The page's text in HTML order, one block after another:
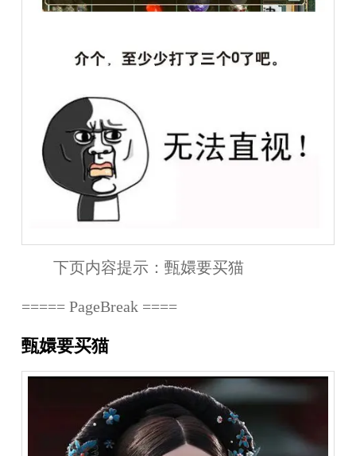
下页内容提示： 甄嬛要买猫
===== PageBreak ====
甄嬛要买猫